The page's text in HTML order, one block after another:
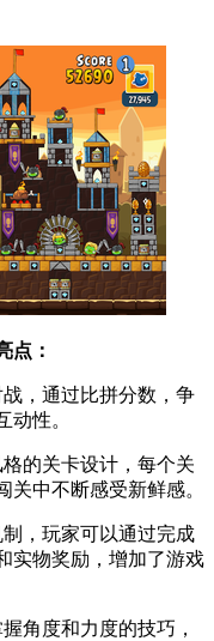
点：
，通过比拼分数，争
动性。
的关卡设计，每个关
中不断感受新鲜感。
，玩家可以通过完成
实物奖励，增加了游戏
角度和力度的技巧，